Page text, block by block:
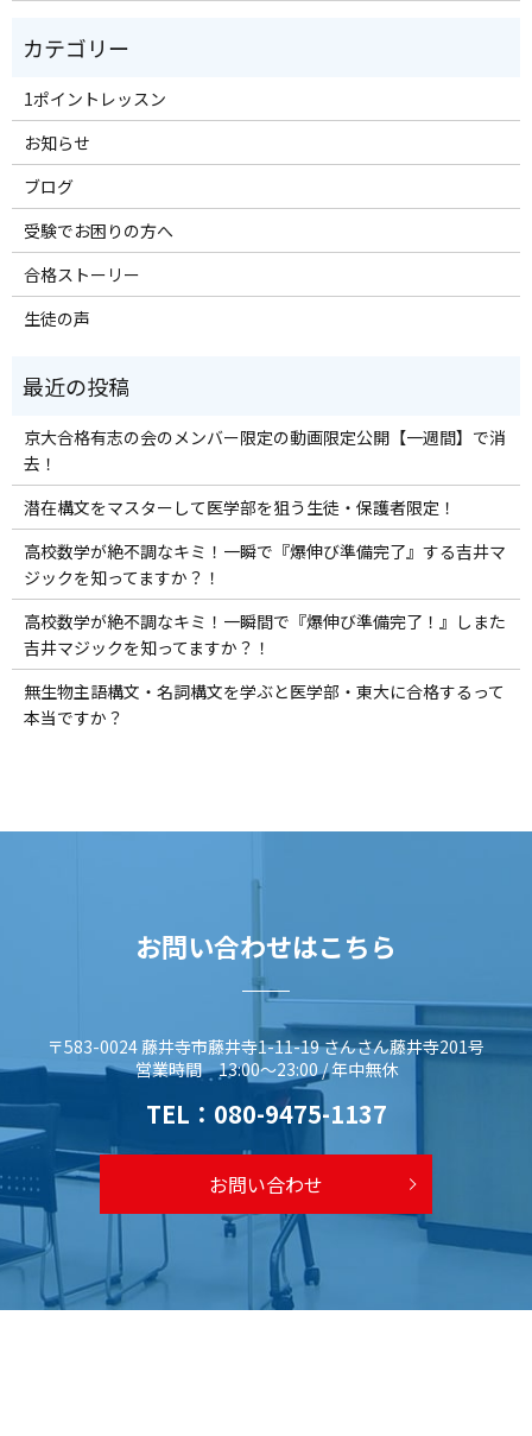
1ポイントレッスン
お知らせ
ブログ
受験でお困りの方へ
合格ストーリー
生徒の声
京大合格有志の会のメンバー限定の動画限定公開【一週間】で消
去！
潜在構文をマスターして医学部を狙う生徒・保護者限定！
高校数学が絶不調なキミ！一瞬で『爆伸び準備完了』する吉井マ
ジックを知ってますか？！
高校数学が絶不調なキミ！一瞬間で『爆伸び準備完了！』しまた
吉井マジックを知ってますか？！
無生物主語構文・名詞構文を学ぶと医学部・東大に合格するって
本当ですか？
お問い合わせはこちら
〒583-0024 藤井寺市藤井寺1-11-19 さんさん藤井寺201号
営業時間 13:00～23:00 / 年中無休
TEL： 080-9475-1137
お問い合わせ